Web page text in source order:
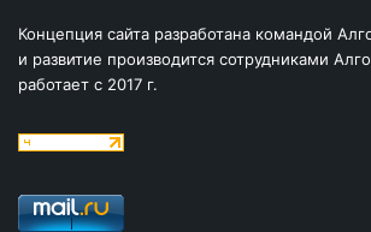
Концепция сайта разработана командой
и развитие производится сотрудниками
работает с 2017 г.